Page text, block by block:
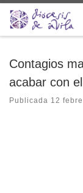
Saltar al
Contagios
acabar con
Publicada 12